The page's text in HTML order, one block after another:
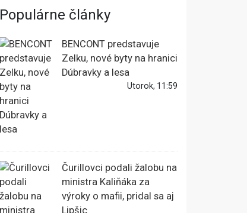
Populárne články
BENCONT predstavuje
Zelku, nové byty na hranici
Dúbravky a lesa
Utorok, 11:59
Čurillovci podali žalobu na
ministra Kaliňáka za
výroky o mafii, pridal sa aj
Lipšic